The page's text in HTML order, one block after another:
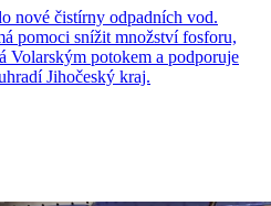
nové čistírny odpadních vod.
pomoci snížit množství fosforu,
Volarským potokem a podporuje
Jihočeský kraj.